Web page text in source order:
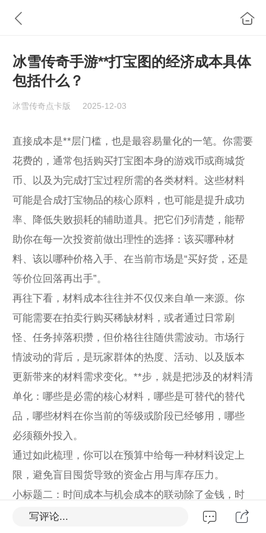
冰雪传奇手游**打宝图的经济成本具体
包括什么？
冰雪传奇点卡版 2025-12-03
直接成本是**层门槛，也是最容易量化的一笔。你需要
花费的，通常包括购买打宝图本身的游戏币或商城货
币、以及为完成打宝过程所需的各类材料。这些材料
可能是合成打宝物品的核心原料，也可能是提升成功
率、降低失败损耗的辅助道具。把它们列清楚，能帮
助你在每一次投资前做出理性的选择：该买哪种材
料、该以哪种价格入手、在当前市场是“买好货，还是
等价位回落再出手”。
再往下看，材料成本往往并不仅仅来自单一来源。你
可能需要在拍卖行购买稀缺材料，或者通过日常刷
怪、任务掉落积攒，但价格往往随供需波动。市场行
情波动的背后，是玩家群体的热度、活动、以及版本
更新带来的材料需求变化。**步，就是把涉及的材料清
单化：哪些是必需的核心材料，哪些是可替代的替代
品，哪些材料在你当前的等级或阶段已经够用，哪些
必须额外投入。
通过如此梳理，你可以在预算中给每一种材料设定上
限，避免盲目囤货导致的资金占用与库存压力。
小标题二：时间成本与机会成本的联动除了金钱，时
间也在你与打宝图之间构成重要成本。打宝并非“一路
写评论...